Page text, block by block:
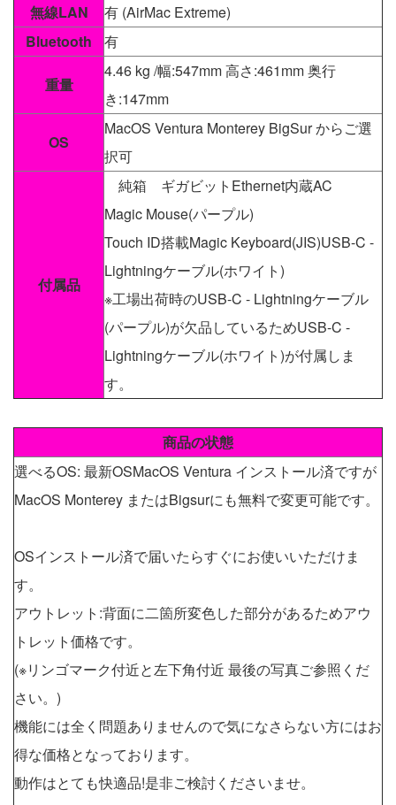
無線LAN
有 (AirMac Extreme)
Bluetooth
有
重量
4.46 kg /幅:547mm 高さ:461mm 奥行
き:147mm
OS
MacOS Ventura Monterey BigSur からご選
択可
付属品
純箱 ギガビットEthernet内蔵AC
Magic Mouse(パープル)
Touch ID搭載Magic Keyboard(JIS)USB-C -
Lightningケーブル(ホワイト)
※工場出荷時のUSB-C - Lightningケーブル
(パープル)が欠品しているためUSB-C -
Lightningケーブル(ホワイト)が付属しま
す。
商品の状態
選べるOS: 最新OSMacOS Ventura インストール済ですが
MacOS Monterey またはBigsurにも無料で変更可能です。
OSインストール済で届いたらすぐにお使いいただけま
す。
アウトレット:背面に二箇所変色した部分があるためアウ
トレット価格です。
(※リンゴマーク付近と左下角付近 最後の写真ご参照くだ
さい。)
機能には全く問題ありませんので気になさらない方にはお
得な価格となっております。
動作はとても快適品!是非ご検討くださいませ。